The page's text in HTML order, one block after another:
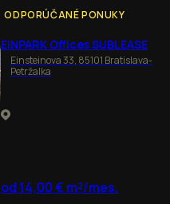
ODPORÚČANÉ PONUKY
EINPARK Offices SUBLEASE
Einsteinova 33, 85101 Bratislava-
Petržalka
od 14,00 € m²/mes.